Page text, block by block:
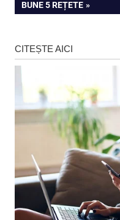
articole
POST:
BUNE 5 REȚETE